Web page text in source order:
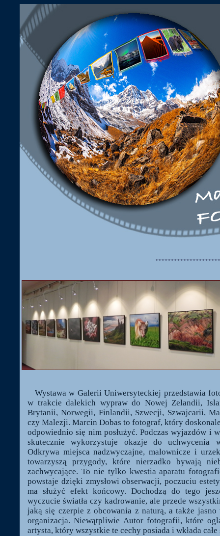
Wystawa w Galerii Uniwersyteckiej przedstawia
w trakcie dalekich wypraw do Nowej Zelandii,
Brytanii, Norwegii, Finlandii, Szwecji, Szwajcarii,
czy Malezji. Marcin Dobas to fotograf, który
odpowiednio się nim posłużyć. Podczas wyjazdów i
skutecznie wykorzystuje okazje do uchwycenia
Odkrywa miejsca nadzwyczajne, malownicze i
towarzyszą przygody, które nierzadko bywają
zachwycające. To nie tylko kwestia aparatu
powstaje dzięki zmysłowi obserwacji, poczuciu
ma służyć efekt końcowy. Dochodzą do tego
wyczucie światła czy kadrowanie, ale przede
jaką się czerpie z obcowania z naturą, a także
organizacja. Niewątpliwie Autor fotografii, które
artysta, który wszystkie te cechy posiada i wkłada